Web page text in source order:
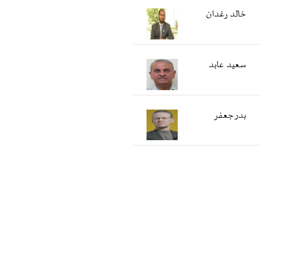
خالد رغدان
سعید عابد
بدر جعفر